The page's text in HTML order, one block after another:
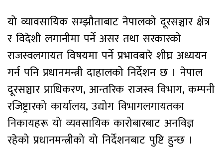
यो व्यावसायिक सम्झौताबाट नेपालको दूरसञ्चार क्षेत्र
र विदेशी लगानीमा पर्ने असर तथा सरकारको
राजस्वलगायत विषयमा पर्ने प्रभावबारे शीघ्र अध्ययन
गर्न पनि प्रधानमन्त्री दाहालको निर्देशन छ । नेपाल
दूरसञ्चार प्राधिकरण, आन्तरिक राजस्व विभाग, कम्पनी
रजिष्ट्रारको कार्यालय, उद्योग विभागलगायतका
निकायहरू यो व्यवसायिक कारोबारबाट अनविज्ञ
रहेको प्रधानमन्त्रीको यो निर्देशनबाट पुष्टि हुन्छ ।